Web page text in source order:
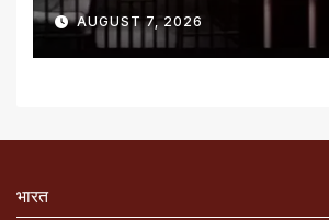
AUGUST 7, 2026
भारत